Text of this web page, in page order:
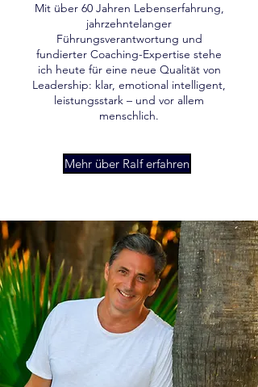
Mit über 60 Jahren Lebenserfahrung,
jahrzehntelanger
Führungsverantwortung und
fundierter Coaching-Expertise stehe
ich heute für eine neue Qualität von
Leadership: klar, emotional intelligent,
leistungsstark – und vor allem
menschlich.
Mehr über Ralf erfahren